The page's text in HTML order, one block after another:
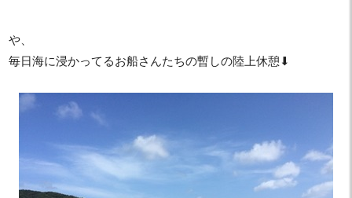
や、
毎日海に浸かってるお船さんたちの暫しの陸上休憩⬇︎